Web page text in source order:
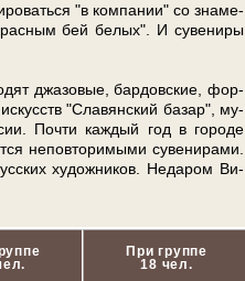
"в ком­па­нии" со зна­ме­
бей бе­лых". И су­ве­ни­ры
джа­зо­вые, бар­дов­ские, фор­
"Сла­вян­ский ба­зар", му­
Почти каж­дый год в го­ро­де
не­по­вто­ри­мы­ми су­ве­ни­ра­ми.
ху­дож­ни­ков. Не­да­ром Ви­
При группе
18 чел.